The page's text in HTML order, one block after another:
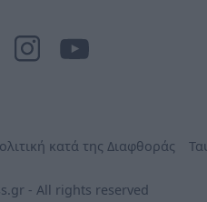
κατά της Διαφθοράς
- All rights reserved